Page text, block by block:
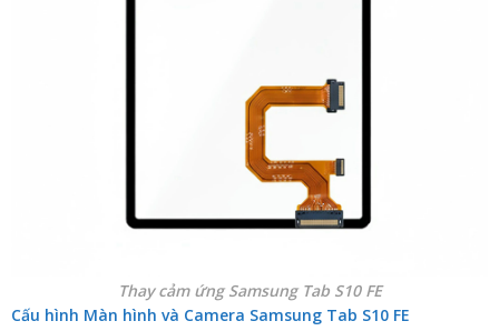
Thay cảm ứng Samsung Tab S10 FE
Cấu hình Màn hình và Camera Samsung Tab S10 FE